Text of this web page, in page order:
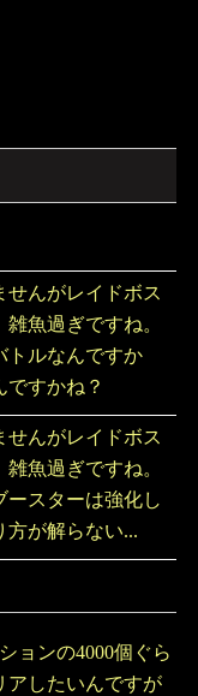
せんがレイドボス
魚過ぎですね。
トルなんですか
すかね？
せんがレイドボス
魚過ぎですね。
ースターは強化し
方が解らない...
ョンの4000個ぐら
アしたいんですが